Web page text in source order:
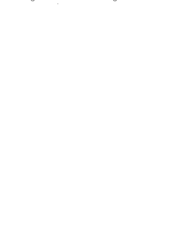
trường tự nhiên.